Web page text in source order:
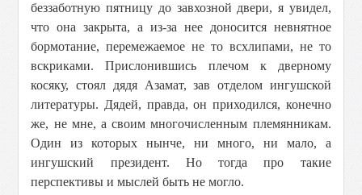
беззаботную пятницу до завхозной двери, я увидел,
что она закрыта, а из-за нее доносится невнятное
бормотание, перемежаемое не то всхлипами, не то
вскриками. Прислонившись плечом к дверному
косяку, стоял дядя Азамат, зав отделом ингушской
литературы. Дядей, правда, он приходился, конечно
же, не мне, а своим многочисленным племянникам.
Один из которых нынче, ни много, ни мало, а
ингушский президент. Но тогда про такие
перспективы и мыслей быть не могло.